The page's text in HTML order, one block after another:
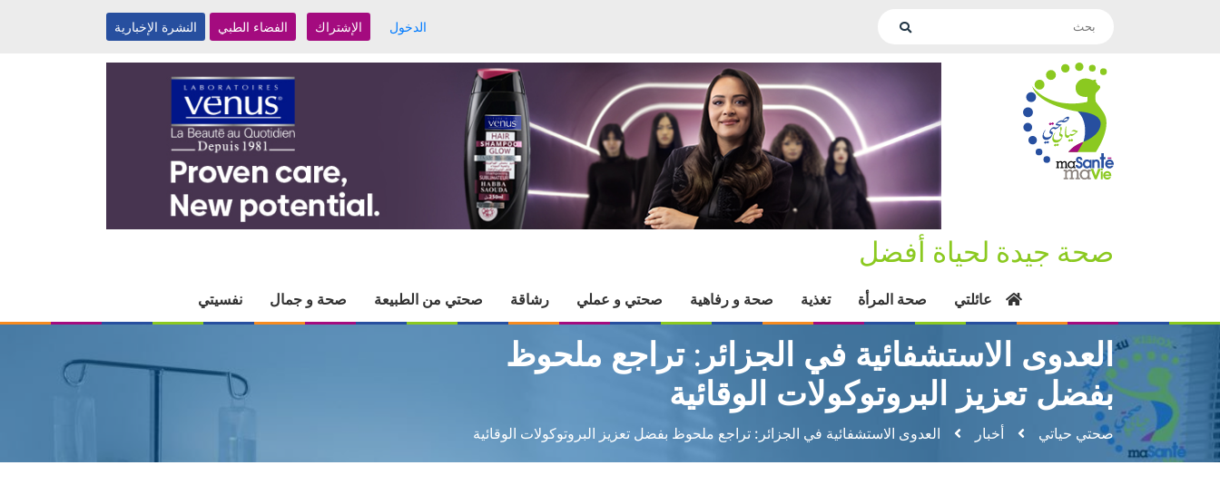
الدخول الإشتراك الفضاء الطبي النشرة الإخبارية
صحة جيدة لحياة أفضل
عائلتي صحة المرأة تغذية صحة و رفاهية صحتي و عملي رشاقة صحتي من الطبيعة صحة و جمال نفسيتي
العدوى الاستشفائية في الجزائر: تراجع ملحوظ
بفضل تعزيز البروتوكولات الوقائية
صحتي حياتي أخبار العدوى الاستشفائية في الجزائر: تراجع ملحوظ بفضل تعزيز البروتوكولات الوقائية